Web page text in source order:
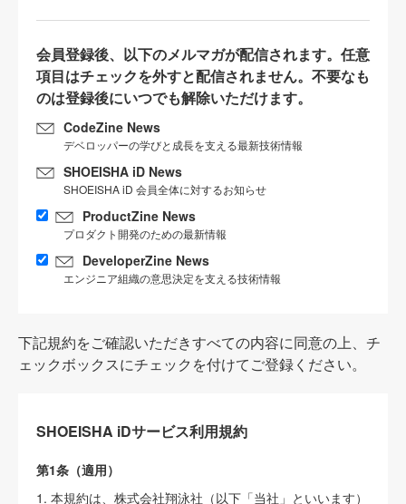
会員登録後、以下のメルマガが配信されます。任意
項目はチェックを外すと配信されません。不要なも
のは登録後にいつでも解除いただけます。
CodeZine News
デベロッパーの学びと成長を支える最新技術情報
SHOEISHA iD News
SHOEISHA iD 会員全体に対するお知らせ
ProductZine News
プロダクト開発のための最新情報
DeveloperZine News
エンジニア組織の意思決定を支える技術情報
下記規約をご確認いただきすべての内容に同意の上、チ
ェックボックスにチェックを付けてご登録ください。
SHOEISHA iDサービス利用規約
第1条（適用）
1. 本規約は、株式会社翔泳社（以下「当社」といいます）